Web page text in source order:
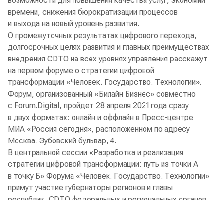
времени, снижения бюрократизации процессов
и выхода на новый уровень развития.
О промежуточных результатах цифрового перехода,
долгосрочных целях развития и главных преимуществах
внедрения CDTO на всех уровнях управления расскажут
на первом форуме о стратегии цифровой
трансформации «Человек. Государство. Технологии».
Форум, организованный «Билайн Бизнес» совместно
с Forum.Digital, пройдет 28 апреля 2021 года сразу
в двух форматах: онлайн и оффлайн в Пресс-центре
МИА «Россия сегодня», расположенном по адресу
Москва, Зубовский бульвар, 4.
В центральной сессии «Разработка и реализация
стратегии цифровой трансформации: путь из точки А
в точку Б» Форума «Человек. Государство. Технологии»
примут участие губернаторы регионов и главы